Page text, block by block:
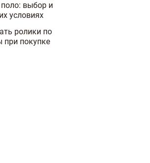
меня,
время
выбор и
условиях
ролики по
покупке